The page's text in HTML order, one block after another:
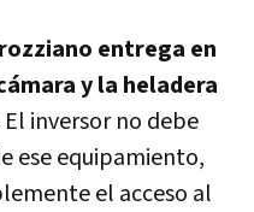
entrega en
y la heladera
El inversor no debe
ese equipamiento,
el acceso al